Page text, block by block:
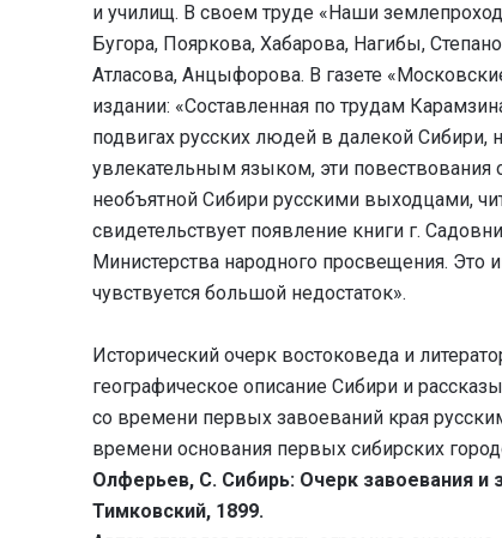
и училищ. В своем труде «Наши
Бугора, Пояркова, Хабарова, Нагибы,
Атласова, Анцыфорова. В газете
издании: «Составленная по трудам
подвигах русских людей в далекой
увлекательным языком, эти повествования
необъятной Сибири русскими выходцами,
свидетельствует появление книги г.
Министерства народного просвещения. Это
чувствуется большой недостаток».
Исторический очерк востоковеда и
географическое описание Сибири и
со времени первых завоеваний края
времени основания первых сибирских
Олферьев, С. Сибирь: Очерк завоевания
Тимковский, 1899.